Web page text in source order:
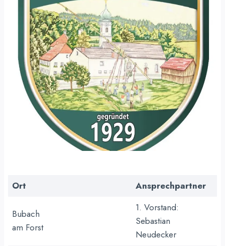
Ort Ansprechpartner
Bubach
am Forst
1. Vorstand:
Sebastian
Neudecker